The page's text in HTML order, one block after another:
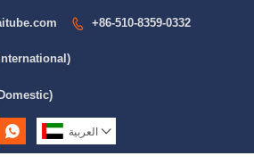
 +86-510-8359-0332
 العربية 